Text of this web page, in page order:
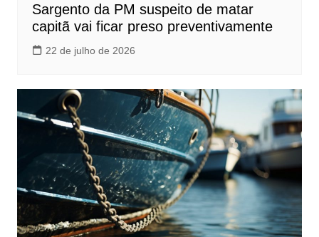
Sargento da PM suspeito de matar
capitã vai ficar preso preventivamente
22 de julho de 2026